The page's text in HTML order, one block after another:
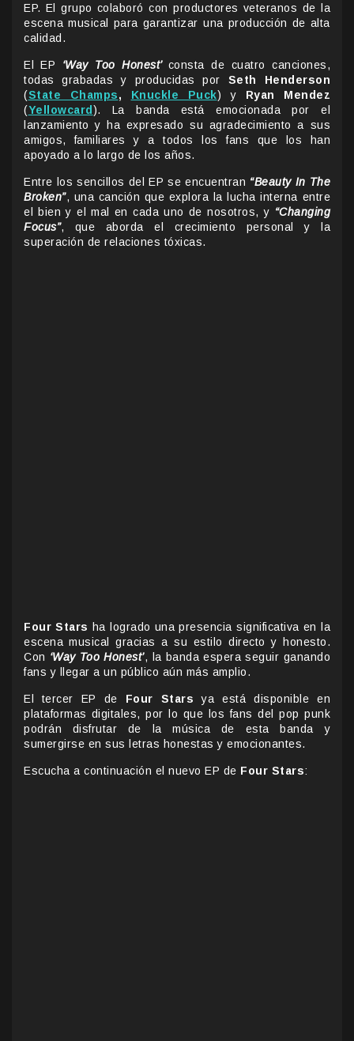
EP. El grupo colaboró con productores veteranos de la
escena musical para garantizar una producción de alta
calidad.
El EP ‘Way Too Honest’ consta de cuatro canciones,
todas grabadas y producidas por Seth Henderson
(State Champs, Knuckle Puck) y Ryan Mendez
(Yellowcard ). La banda está emocionada por el
lanzamiento y ha expresado su agradecimiento a sus
amigos, familiares y a todos los fans que los han
apoyado a lo largo de los años.
Entre los sencillos del EP se encuentran “Beauty In The
Broken”, una canción que explora la lucha interna entre
el bien y el mal en cada uno de nosotros, y “Changing
Focus”, que aborda el crecimiento personal y la
superación de relaciones tóxicas.
Four Stars ha logrado una presencia significativa en la
escena musical gracias a su estilo directo y honesto.
Con ‘Way Too Honest’, la banda espera seguir ganando
fans y llegar a un público aún más amplio.
El tercer EP de Four Starsya está disponible en
plataformas digitales, por lo que los fans del pop punk
podrán disfrutar de la música de esta banda y
sumergirse en sus letras honestas y emocionantes.
Escucha a continuación el nuevo EP de Four Stars: